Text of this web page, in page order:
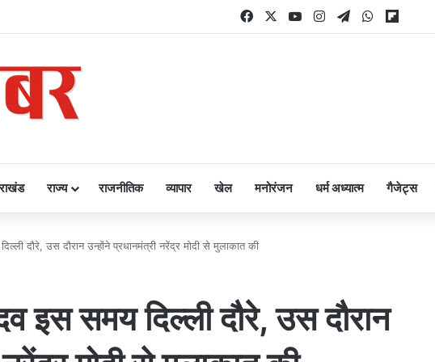
FacebookYouTubeInstagram
TelegramWhatsApp
राज्य राजनीतिक व्यापार खेल मनोरंजन धर्म अध्यात्म गैजेट्स
दौरे, उस दौरान उन्होंने प्रधानमंत्री नरेंद्र मोदी से मुलाकात की
इस समय दिल्ली दौरे, उस दौरान